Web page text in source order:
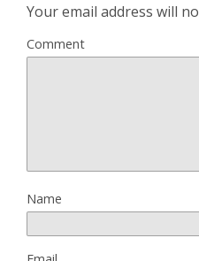
Your email address will
Comment
Name